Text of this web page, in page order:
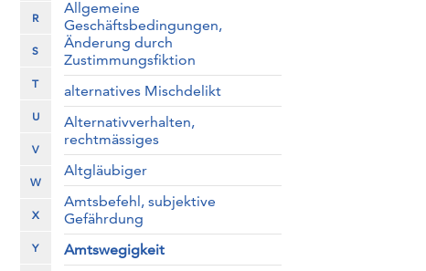
R
S
T
U
V
W
X
Y
Allgemeine
Geschäftsbedingungen,
Änderung durch
Zustimmungsfiktion
alternatives Mischdelikt
Alternativverhalten,
rechtmässiges
Altgläubiger
Amtsbefehl, subjektive
Gefährdung
Amtswegigkeit